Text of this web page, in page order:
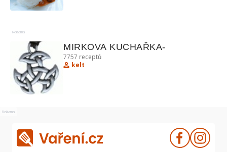
Reklama
MIRKOVA KUCHAŘKA-
7757 receptů
kelt
Reklama